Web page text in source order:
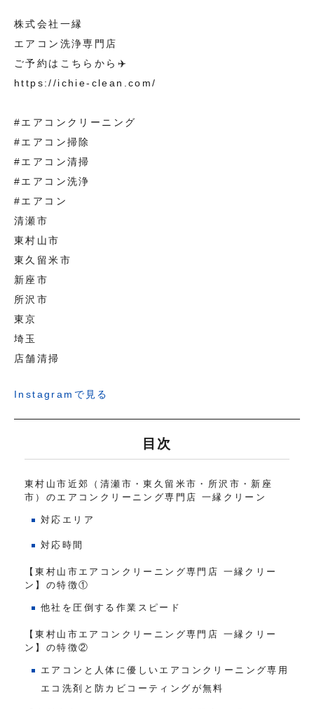
株式会社一縁
エアコン洗浄専門店
ご予約はこちらから✈️
https://ichie-clean.com/
#エアコンクリーニング
#エアコン掃除
#エアコン清掃
#エアコン洗浄
#エアコン
清瀬市
東村山市
東久留米市
新座市
所沢市
東京
埼玉
店舗清掃
Instagramで見る
目次
東村山市近郊（清瀬市・東久留米市・所沢市・新座
市）のエアコンクリーニング専門店 一縁クリーン
対応エリア
対応時間
【東村山市エアコンクリーニング専門店 一縁クリー
ン】の特徴①
他社を圧倒する作業スピード
【東村山市エアコンクリーニング専門店 一縁クリー
ン】の特徴②
エアコンと人体に優しいエアコンクリーニング専用
エコ洗剤と防カビコーティングが無料